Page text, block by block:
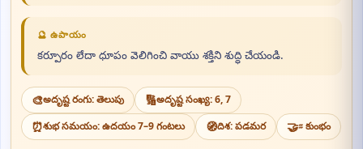
🔮 ఉపాయం
కర్పూరం లేదా ధూపం వెలిగించి వాయు శక్తిని శుద్ధి చేయండి.
🎨అదృష్ట రంగు: తెలుపు 🔢అదృష్ట సంఖ్య: 6, 7
⏰శుభ సమయం: ఉదయం 7–9 గంటలు 🧭దిశ: పడమర 🤝♒ కుంభం